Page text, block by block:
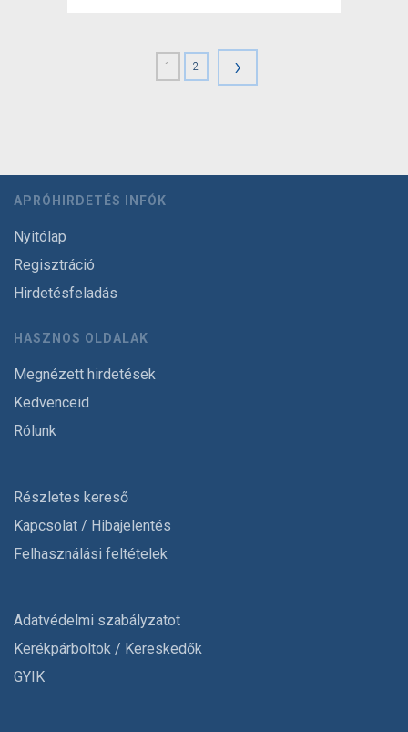
1 2 ›
APRÓHIRDETÉS INFÓK
Nyitólap
Regisztráció
Hirdetésfeladás
HASZNOS OLDALAK
Megnézett hirdetések
Kedvenceid
Rólunk
Részletes kereső
Kapcsolat / Hibajelentés
Felhasználási feltételek
Adatvédelmi szabályzatot
Kerékpárboltok / Kereskedők
GYIK